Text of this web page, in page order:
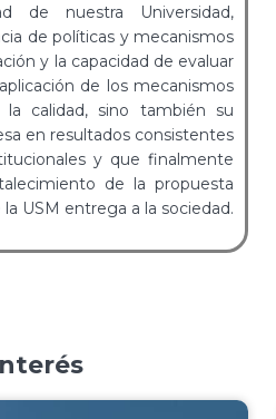
de nuestra Universidad,
de políticas y mecanismos
y la capacidad de evaluar
de los mecanismos
calidad, sino también su
en resultados consistentes
y que finalmente
de la propuesta
USM entrega a la sociedad.